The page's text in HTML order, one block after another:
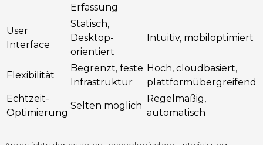
Erfassung
User
Interface
Statisch,
Desktop-
orientiert
Intuitiv, mobiloptimiert
Flexibilität
Begrenzt, feste
Infrastruktur
Hoch, cloudbasiert,
plattformübergreifend
Echtzeit-
Optimierung
Selten möglich
Regelmäßig,
automatisch